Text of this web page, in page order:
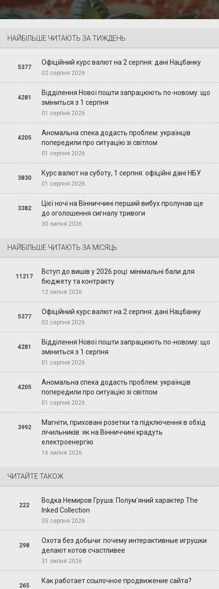
НАЙБІЛЬШЕ ЧИТАЮТЬ ЗА ТИЖДЕНЬ
5377
Офіційний курс валют на 2 серпня: дані Нацбанку
02 серпня 2026
4281
Відділення Нової пошти запрацюють по-новому: що
зміниться з 1 серпня
01 серпня 2026
4205
Аномальна спека додасть проблем: українців
попередили про ситуацію зі світлом
01 серпня 2026
3830
Курс валют на суботу, 1 серпня: офіційні дані НБУ
01 серпня 2026
3382
Цієї ночі на Вінниччині перший вибух пролунав ще
до оголошення сигналу тривоги
30 липня 2026
НАЙБІЛЬШЕ ЧИТАЮТЬ ЗА МІСЯЦЬ
11217
Вступ до вишів у 2026 році: мінімальні бали для
бюджету та контракту
12 липня 2026
5377
Офіційний курс валют на 2 серпня: дані Нацбанку
02 серпня 2026
4281
Відділення Нової пошти запрацюють по-новому: що
зміниться з 1 серпня
01 серпня 2026
4205
Аномальна спека додасть проблем: українців
попередили про ситуацію зі світлом
01 серпня 2026
3992
Магніти, приховані розетки та підключення в обхід
лічильників: як на Вінниччині крадуть
електроенергію
16 липня 2026
ЧИТАЙТЕ ТАКОЖ
222
Водка Немиров Груша: Полум'яний характер The
Inked Collection
05 серпня 2026
298
Охота без добычи: почему интерактивные игрушки
делают котов счастливее
31 липня 2026
265
Как работает ссылочное продвижение сайта?